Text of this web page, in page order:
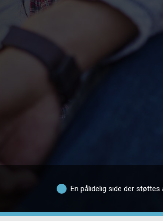
En pålidelig side der støttes